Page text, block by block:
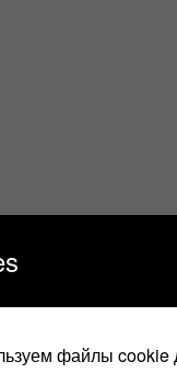
файлы cookie